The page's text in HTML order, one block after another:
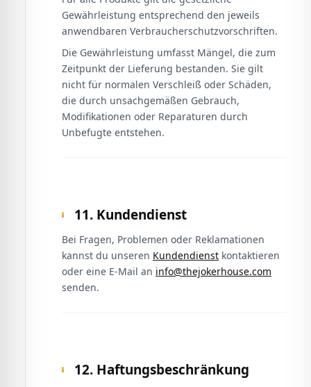
Gewährleistung entsprechend den jeweils
anwendbaren Verbraucherschutzvorschriften.
Die Gewährleistung umfasst Mängel, die zum
Zeitpunkt der Lieferung bestanden. Sie gilt
nicht für normalen Verschleiß oder Schäden,
die durch unsachgemäßen Gebrauch,
Modifikationen oder Reparaturen durch
Unbefugte entstehen.
11. Kundendienst
Bei Fragen, Problemen oder Reklamationen
kannst du unseren Kundendienst kontaktieren
oder eine E-Mail an info@thejokerhouse.com
senden.
12. Haftungsbeschränkung